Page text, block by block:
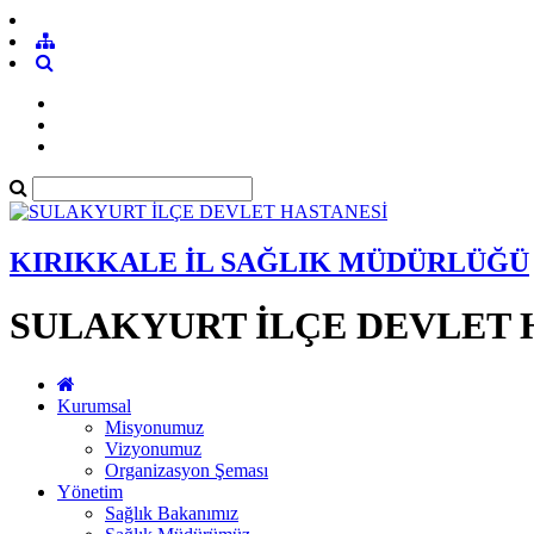
KIRIKKALE İL SAĞLIK MÜDÜRLÜĞÜ
SULAKYURT İLÇE DEVLET
Kurumsal
Misyonumuz
Vizyonumuz
Organizasyon Şeması
Yönetim
Sağlık Bakanımız